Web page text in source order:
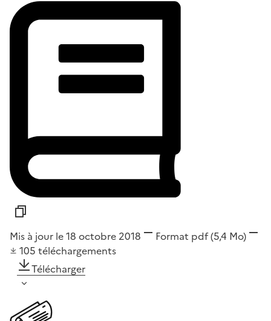
Mis à jour le 18 octobre 2018 Format pdf(5,4 Mo)
105 téléchargements
Télécharger